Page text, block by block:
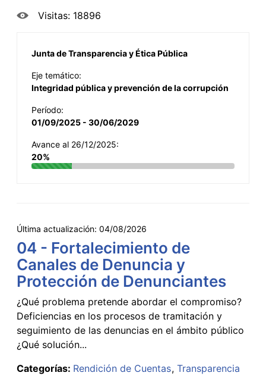
Visitas: 18896
Junta de Transparencia y Ética Pública
Eje temático:
Integridad pública y prevención de la corrupción
Período:
01/09/2025 - 30/06/2029
Avance al 26/12/2025:
20%
Última actualización: 04/08/2026
04 - Fortalecimiento de
Canales de Denuncia y
Protección de Denunciantes
¿Qué problema pretende abordar el compromiso?
Deficiencias en los procesos de tramitación y
seguimiento de las denuncias en el ámbito público
¿Qué solución...
Categorías: Rendición de Cuentas Transparencia